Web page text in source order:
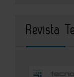
Revista